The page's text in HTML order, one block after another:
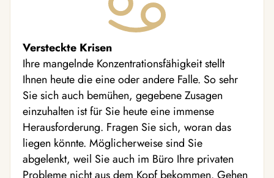
Versteckte Krisen
Ihre mangelnde Konzentrationsfähigkeit stellt
Ihnen heute die eine oder andere Falle. So sehr
Sie sich auch bemühen, gegebene Zusagen
einzuhalten ist für Sie heute eine immense
Herausforderung. Fragen Sie sich, woran das
liegen könnte. Möglicherweise sind Sie
abgelenkt, weil Sie auch im Büro Ihre privaten
Probleme nicht aus dem Kopf bekommen. Gehen